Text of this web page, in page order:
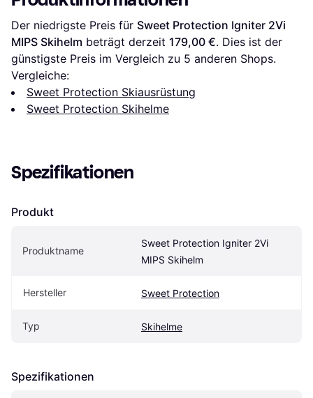
Der niedrigste Preis für Sweet Protection Igniter 2Vi
MIPS Skihelm beträgt derzeit 179,00 €. Dies ist der
günstigste Preis im Vergleich zu 5 anderen Shops.
Vergleiche:
Sweet Protection Skiausrüstung
Sweet Protection Skihelme
Spezifikationen
Produkt
Produktname
Sweet Protection Igniter 2Vi
MIPS Skihelm
Hersteller Sweet Protection
Typ Skihelme
Spezifikationen